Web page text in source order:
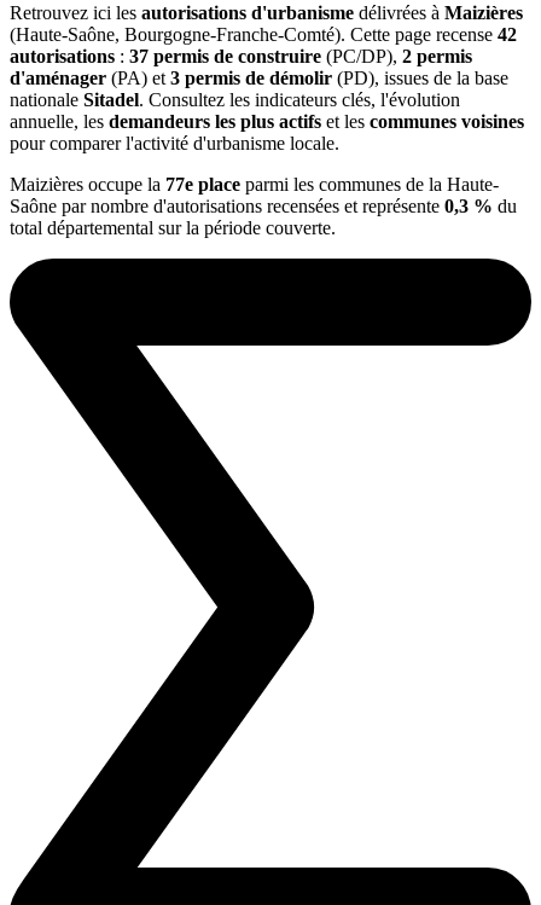
Retrouvez ici les autorisations d'urbanisme délivrées à Maizières
(Haute-Saône, Bourgogne-Franche-Comté). Cette page recense 42
autorisations : 37 permis de construire (PC/DP), 2 permis
d'aménager (PA) et 3 permis de démolir (PD), issues de la base
nationale Sitadel. Consultez les indicateurs clés, l'évolution
annuelle, les demandeurs les plus actifs et les communes voisines
pour comparer l'activité d'urbanisme locale.
Maizières occupe la 77e place parmi les communes de la Haute-
Saône par nombre d'autorisations recensées et représente 0,3 % du
total départemental sur la période couverte.